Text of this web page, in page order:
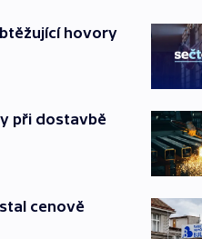
hovory
při dostavbě
cenově